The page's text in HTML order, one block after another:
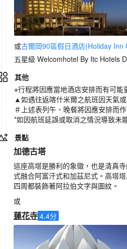
或古爾岡90區假日酒店(Holiday
五星級 Welcomhotel By Itc Hotels
其他
※行程將因應當地酒店安排而有可能
▲如遇往返喀什米爾之航班因天氣
＃上述表列午、晚餐將因應安排而
*如因航班延誤或取消之情況導致未
景點
加德古塔
這座高塔是勝利的象徵，也是清真
式融合阿富汗式和加茲尼式。高塔
四周都裝飾著阿拉伯文字與圖紋。
或
蓮花寺 4.4分